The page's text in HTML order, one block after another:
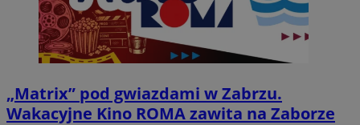
„Matrix” pod gwiazdami w Zabrzu.
Wakacyjne Kino ROMA zawita na Zaborze